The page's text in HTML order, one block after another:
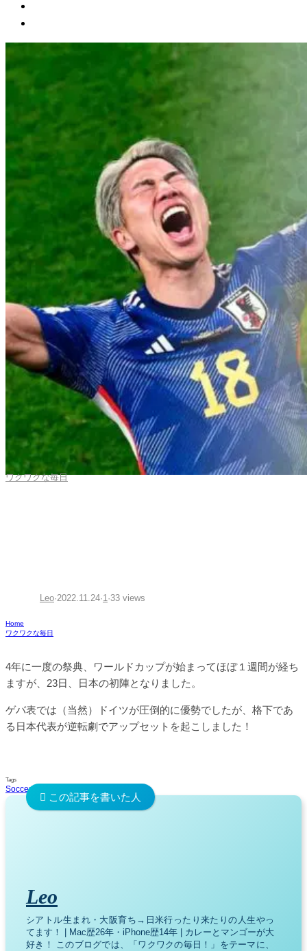
ワクワクな毎日
Leo·2022.11.24·1·33 views
Home
ワクワクな毎日
4年に一度の祭典、ワールドカップが始まってほぼ１週間が経ち
ますが、23日、日本の初陣となりました。
ゲバ表では（当然）ドイツが圧倒的に優勢でしたが、格下であ
る日本代表が逆転劇でアップセットを起こしました！
Tags
SoccerSports 日本代表
Leo
シアトル生まれ・大阪育ち→日米行ったり来たりの人生やっ
てます！ | Mac歴26年・iPhone歴14年 | カレーとマンゴーが大
好き！ このブログでは、「ワクワクの毎日！」をテーマに、